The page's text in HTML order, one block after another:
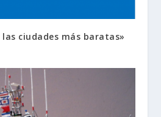
ciudades más baratas»